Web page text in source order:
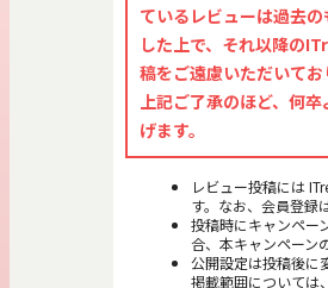
ているレビューは過去
した上で、それ以降の
稿をご遠慮いただいてお
上記ご了承のほど、何
げます。
レビュー投稿には
す。なお、会員登録
投稿時にキャンペー
合、本キャンペーン
公開設定は投稿後に
掲載範囲については